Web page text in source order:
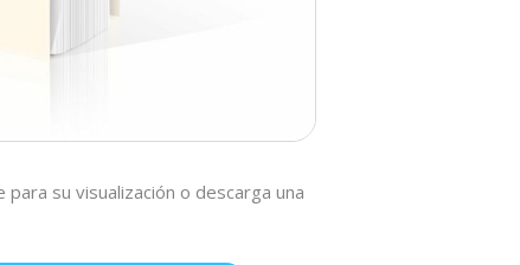
su visualización o descarga una